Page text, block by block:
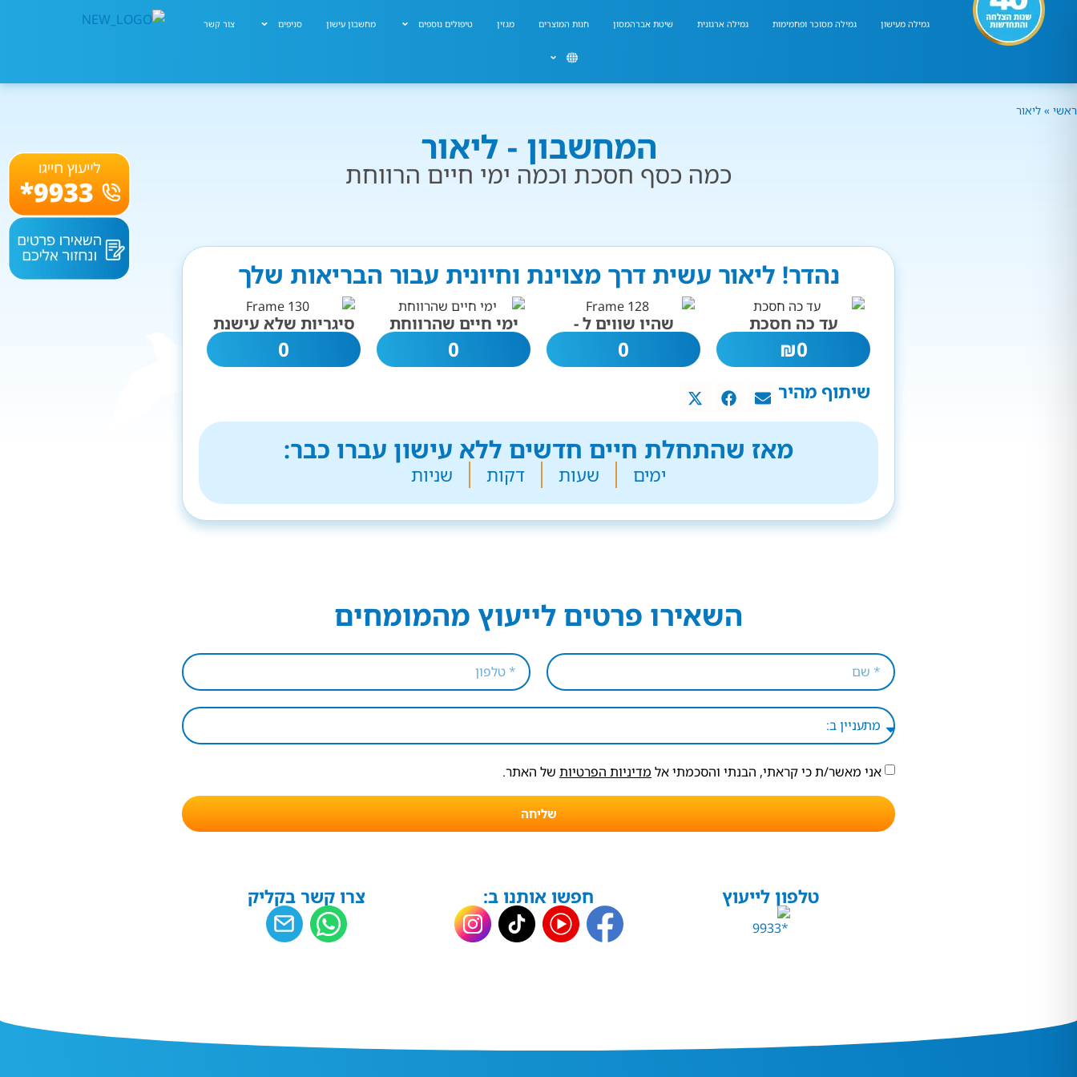
גמילה מעישון גמילה מסוכר ופחמימות גמילה ארגונית שיטת אברהמסון חנות המוצרים מגזין טיפולים נוספים מחשבון עישון סניפים צור קשר
ראשי » ליאור
המחשבון - ליאור
כמה כסף חסכת וכמה ימי חיים הרווחת
נהדר! ליאור עשית דרך מצוינת וחיונית עבור הבריאות שלך
עד כה חסכת
0
₪
שהיו שווים ל -
0
ימי חיים שהרווחת
0
סיגריות שלא עישנת
0
שיתוף מהיר
מאז שהתחלת חיים חדשים ללא עישון עברו כבר:
ימים שעות דקות שניות
השאירו פרטים לייעוץ מהמומחים
אני מאשר/ת כי קראתי, הבנתי והסכמתי אל מדיניות הפרטיות של האתר.
שליחה
טלפון לייעוץ חפשו אותנו ב: צרו קשר בקליק